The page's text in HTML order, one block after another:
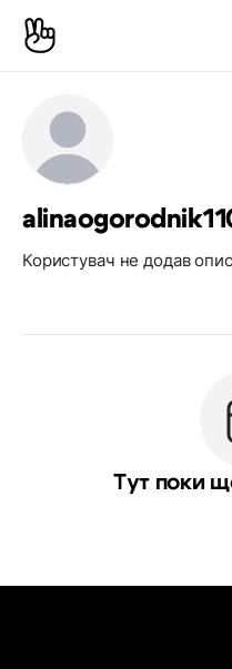
Користувач не додав опис
Тут поки